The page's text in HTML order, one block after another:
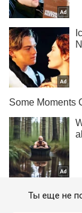
Ты еще не